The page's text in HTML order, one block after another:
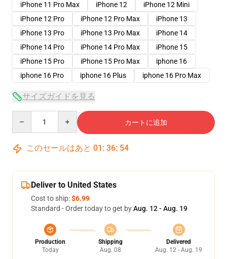
iPhone 11 Pro Max
iPhone 12
iPhone 12 Mini
iPhone 12 Pro
iPhone 12 Pro Max
iPhone 13
iPhone 13 Pro
iPhone 13 Pro Max
iPhone 14
iPhone 14 Pro
iPhone 14 Pro Max
iPhone 15
iPhone 15 Pro
iPhone 15 Pro Max
iphone 16
iphone 16 Pro
iphone 16 Plus iphone 16 Pro Max
サイズガイドを見る
カートに追加
このセールはあと 01 : 36: 53
Deliver to United States
Cost to ship:$6.99
Standard - Order today to get byAug. 12 - Aug. 19
Production
Today
Shipping
Aug. 08
Delivered
Aug. 12 - Aug. 19